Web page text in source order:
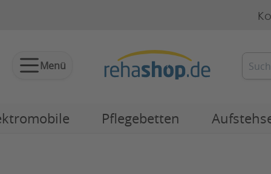
Menü
Pflegebetten